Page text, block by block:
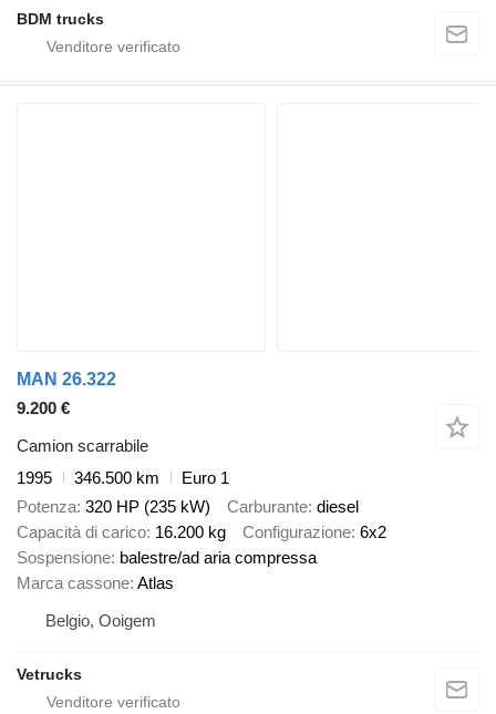
BDM trucks
MAN 26.322
9.200 €
Camion scarrabile
1995
346.500 km
Euro 1
Potenza 320 HP (235 kW) Carburante diesel
Capacità di carico 16.200 kg Configurazione 6x2
Sospensione balestre/ad aria compressa
Marca cassone Atlas
Belgio, Ooigem
Vetrucks